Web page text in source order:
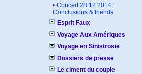
• Concert 28 12 2014 :
Conclusions & friends
Esprit Faux
Voyage Aux Amériques
Voyage en Sinistrosie
Dossiers de presse
Le ciment du couple